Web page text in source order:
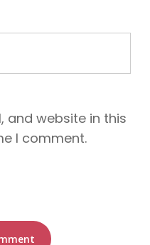
and website in this
I comment.